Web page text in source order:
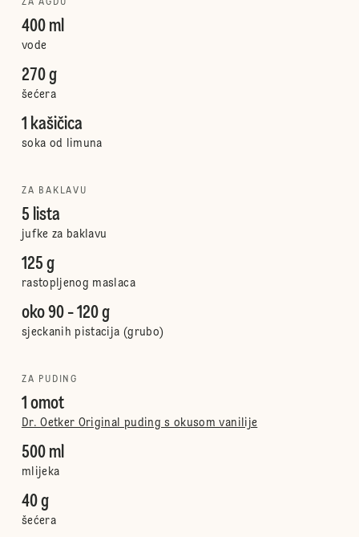
ZA AGDU
400 ml
vode
270 g
šećera
1 kašičica
soka od limuna
ZA BAKLAVU
5 lista
jufke za baklavu
125 g
rastopljenog maslaca
oko 90 - 120 g
sjeckanih pistacija (grubo)
ZA PUDING
1 omot
Dr. Oetker Original puding s okusom vanilije
500 ml
mlijeka
40 g
šećera